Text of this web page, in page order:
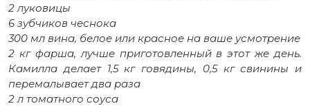
2 луковицы
6 зубчиков чеснока
300 мл вина, белое или красное на ваше усмотрение
2 кг фарша, лучше приготовленный в этот же день.
Камилла делает 1,5 кг говядины, 0,5 кг свинины и
перемалывает два раза
2 л томатного соуса